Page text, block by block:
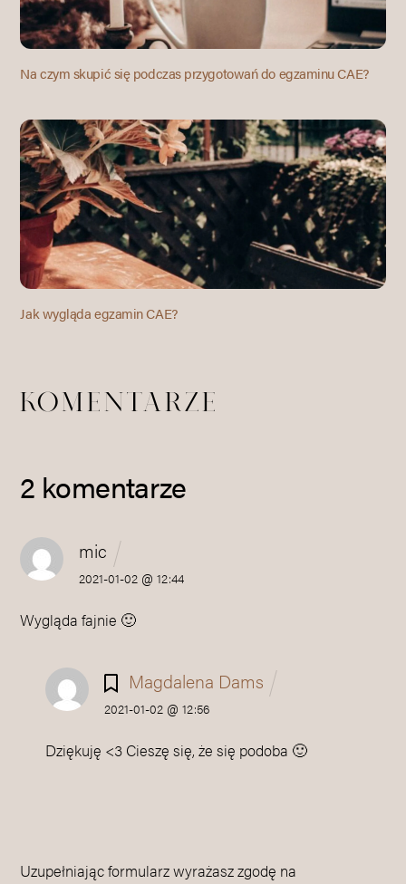
Na czym skupić się podczas przygotowań do egzaminu CAE?
Jak wygląda egzamin CAE?
KOMENTARZE
2 komentarze
mic
2021-01-02 @ 12:44
Wygląda fajnie 🙂
Magdalena Dams
2021-01-02 @ 12:56
Dziękuję <3 Cieszę się, że się podoba 🙂
Uzupełniając formularz wyrażasz zgodę na